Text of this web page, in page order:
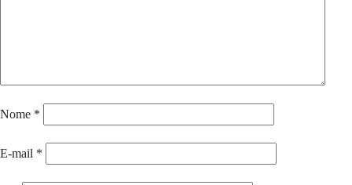
Nome *
E-mail *